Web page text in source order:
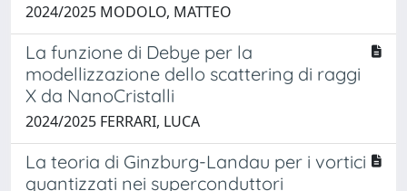
2024/2025 MODOLO, MATTEO
La funzione di Debye per la
modellizzazione dello scattering di raggi
X da NanoCristalli
2024/2025 FERRARI, LUCA
La teoria di Ginzburg-Landau per i vortici
quantizzati nei superconduttori